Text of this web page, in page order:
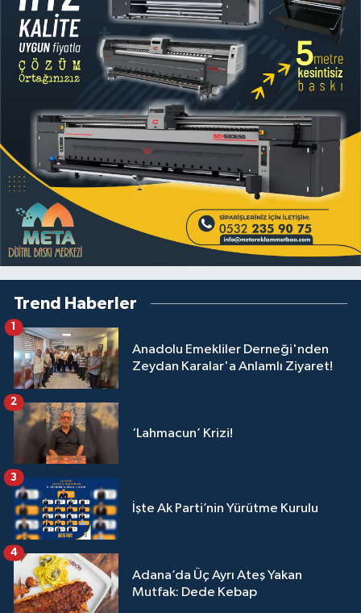
Trend Haberler
Anadolu Emekliler Derneği'nden
Zeydan Karalar'a Anlamlı Ziyaret!
1
‘Lahmacun’ Krizi!
2
İşte Ak Parti’nin Yürütme Kurulu
3
Adana’da Üç Ayrı Ateş Yakan
Mutfak: Dede Kebap
4